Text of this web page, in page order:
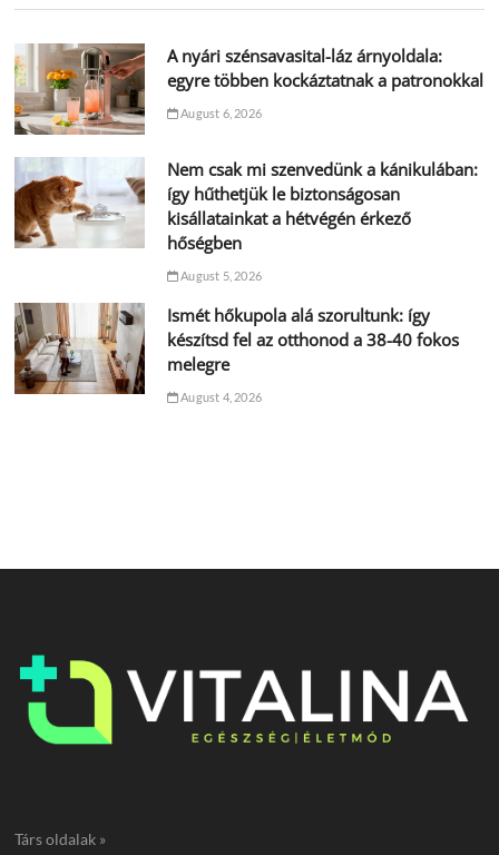
A nyári szénsavasital-láz árnyoldala:
egyre többen kockáztatnak a patronokkal
August 6, 2026
Nem csak mi szenvedünk a kánikulában:
így hűthetjük le biztonságosan
kisállatainkat a hétvégén érkező
hőségben
August 5, 2026
Ismét hőkupola alá szorultunk: így
készítsd fel az otthonod a 38-40 fokos
melegre
August 4, 2026
Társ oldalak »